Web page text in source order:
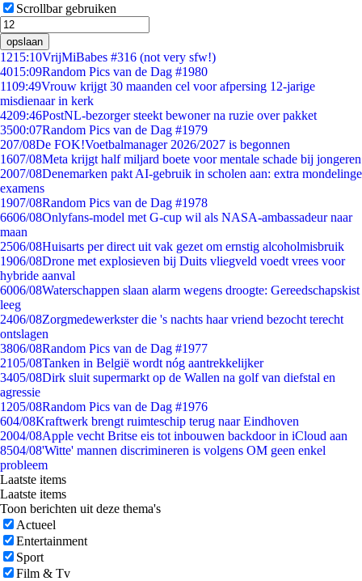
Scrollbar gebruiken
opslaan
1215:10VrijMiBabes #316 (not very sfw!)
4015:09Random Pics van de Dag #1980
1109:49Vrouw krijgt 30 maanden cel voor afpersing 12-jarige
misdienaar in kerk
4209:46PostNL-bezorger steekt bewoner na ruzie over pakket
3500:07Random Pics van de Dag #1979
207/08De FOK!Voetbalmanager 2026/2027 is begonnen
1607/08Meta krijgt half miljard boete voor mentale schade bij jongeren
2007/08Denemarken pakt AI-gebruik in scholen aan: extra mondelinge
examens
1907/08Random Pics van de Dag #1978
6606/08Onlyfans-model met G-cup wil als NASA-ambassadeur naar
maan
2506/08Huisarts per direct uit vak gezet om ernstig alcoholmisbruik
1906/08Drone met explosieven bij Duits vliegveld voedt vrees voor
hybride aanval
6006/08Waterschappen slaan alarm wegens droogte: Gereedschapskist
leeg
2406/08Zorgmedewerkster die 's nachts haar vriend bezocht terecht
ontslagen
3806/08Random Pics van de Dag #1977
2105/08Tanken in België wordt nóg aantrekkelijker
3405/08Dirk sluit supermarkt op de Wallen na golf van diefstal en
agressie
1205/08Random Pics van de Dag #1976
604/08Kraftwerk brengt ruimteschip terug naar Eindhoven
2004/08Apple vecht Britse eis tot inbouwen backdoor in iCloud aan
8504/08'Witte' mannen discrimineren is volgens OM geen enkel
probleem
Laatste items
Laatste items
Toon berichten uit deze thema's
Actueel
Entertainment
Sport
Film & Tv